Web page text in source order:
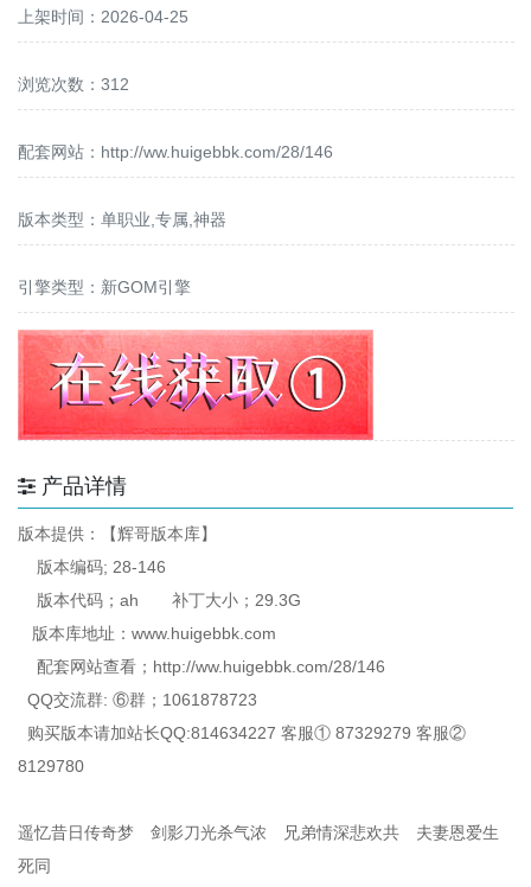
上架时间：2026-04-25
浏览次数：312
配套网站： http://ww.huigebbk.com/28/146
版本类型：单职业,专属,神器
引擎类型：新GOM引擎
产品详情
版本提供：【辉哥版本库】
版本编码; 28-146
版本代码；ah 补丁大小；29.3G
版本库地址：www.huigebbk.com
配套网站查看；http://ww.huigebbk.com/28/146
QQ交流群: ⑥群；1061878723
购买版本请加站长QQ:814634227 客服① 87329279 客服②
8129780
遥忆昔日传奇梦 剑影刀光杀气浓 兄弟情深悲欢共 夫妻恩爱生
死同